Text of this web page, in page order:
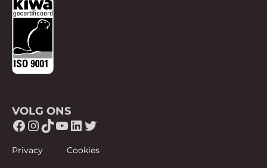
VOLG ONS
Facebook
Instagram
TikTok
YouTube
LinkedIn
Twitter
Privacy Cookies